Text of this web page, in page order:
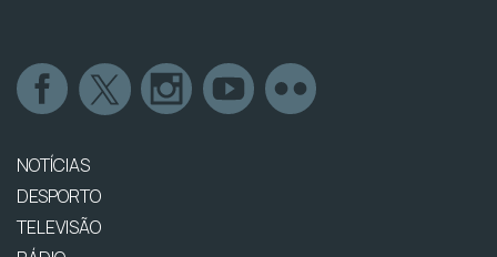
NOTÍCIAS
DESPORTO
TELEVISÃO